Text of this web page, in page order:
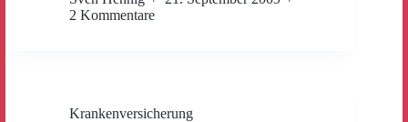
2 Kommentare
Krankenversicherung